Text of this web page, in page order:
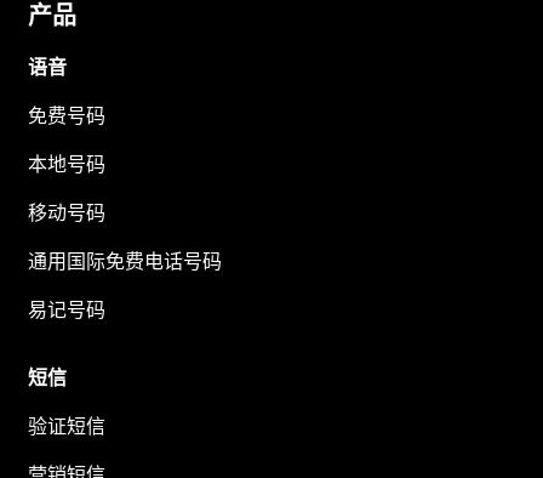
产品
语音
免费号码
本地号码
移动号码
通用国际免费电话号码
易记号码
短信
验证短信